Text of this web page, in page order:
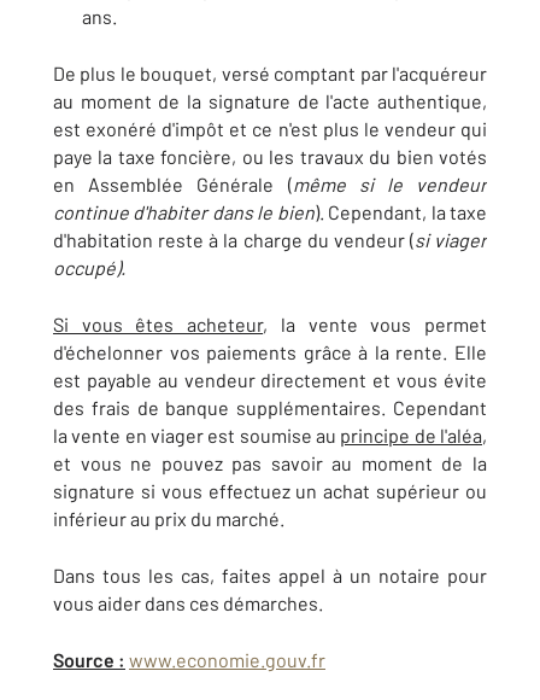
ans.
De plus le bouquet, versé comptant par l'acquéreur
au moment de la signature de l'acte authentique,
est exonéré d'impôt et ce n'est plus le vendeur qui
paye la taxe foncière, ou les travaux du bien votés
en Assemblée Générale (même si le vendeur
continue d'habiter dans le bien). Cependant, la taxe
d'habitation reste à la charge du vendeur (si viager
occupé).
Si vous êtes acheteur, la vente vous permet
d'échelonner vos paiements grâce à la rente. Elle
est payable au vendeur directement et vous évite
des frais de banque supplémentaires. Cependant
la vente en viager est soumise au principe de l'aléa,
et vous ne pouvez pas savoir au moment de la
signature si vous effectuez un achat supérieur ou
inférieur au prix du marché.
Dans tous les cas, faites appel à un notaire pour
vous aider dans ces démarches.
Source : www.economie.gouv.fr